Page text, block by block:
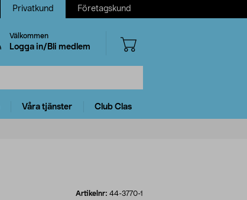
Privatkund Företagskund
Välkommen
Logga in/Bli medlem
Våra tjänster Club Clas
Artikelnr: 44-3770-1